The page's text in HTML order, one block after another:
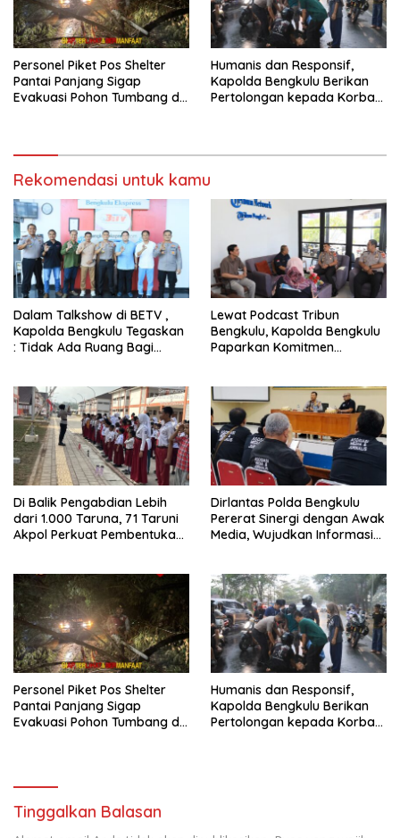
Personel Piket Pos Shelter
Pantai Panjang Sigap
Evakuasi Pohon Tumbang di
Humanis dan Responsif,
Kapolda Bengkulu Berikan
Pertolongan kepada Korban
Rekomendasi untuk kamu
Dalam Talkshow di BETV ,
Kapolda Bengkulu Tegaskan
: Tidak Ada Ruang Bagi
Lewat Podcast Tribun
Bengkulu, Kapolda Bengkulu
Paparkan Komitmen
Di Balik Pengabdian Lebih
dari 1.000 Taruna, 71 Taruni
Akpol Perkuat Pembentukan
Dirlantas Polda Bengkulu
Pererat Sinergi dengan Awak
Media, Wujudkan Informasi
Personel Piket Pos Shelter
Pantai Panjang Sigap
Evakuasi Pohon Tumbang di
Humanis dan Responsif,
Kapolda Bengkulu Berikan
Pertolongan kepada Korban
Tinggalkan Balasan